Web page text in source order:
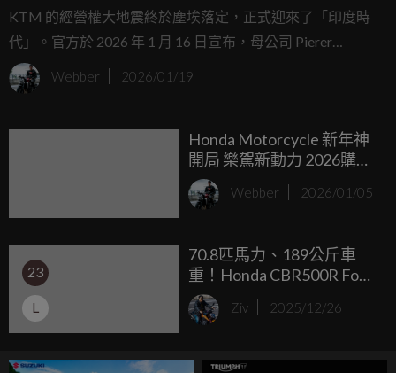
KTM 的經營權大地震終於塵埃落定，正式迎來了「印度時
代」。官方於 2026 年 1 月 16 日宣布，母公司 Pierer
Mobility AG 正式更名為 Bajaj Mobility AG，並將啟動新一波
裁員計畫，預計削減 500 個職位。
Webber 2026/01/19
Honda Motorcycle 新年神
開局 樂駕新動力 2026購買
指定車款 享一萬元專屬購
車金 Rebel500、CBR650R
Webber 2026/01/05
23
L
70.8匹馬力、189公斤車
重！Honda CBR500R Four
規格曝光
Ziv 2025/12/26